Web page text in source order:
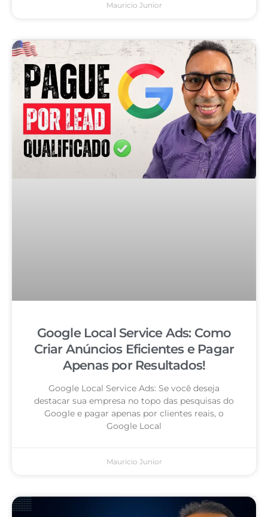
Mauricio Junior
Google Local Service Ads: Como
Criar Anúncios Eficientes e Pagar
Apenas por Resultados!
Google Local Service Ads: Se você deseja
destacar sua empresa no topo das pesquisas do
Google e pagar apenas por clientes reais, o
Google Local
Mauricio Junior